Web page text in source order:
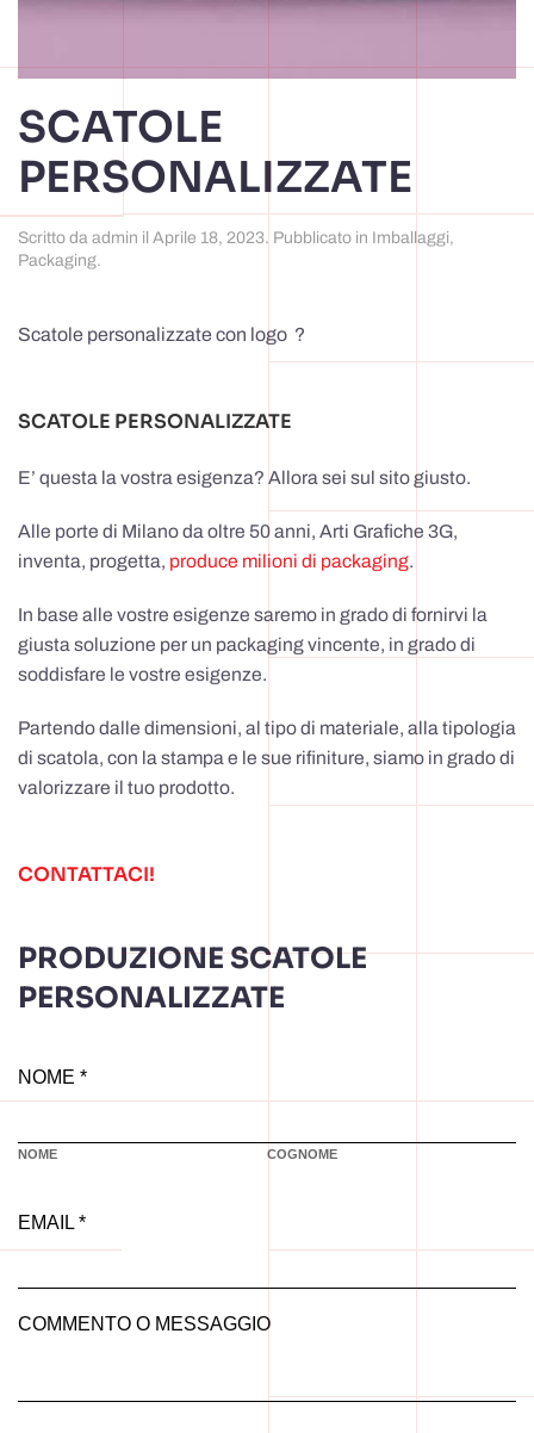
SCATOLE
PERSONALIZZATE
Scritto da admin il Aprile 18, 2023. Pubblicato in Imballaggi,
Packaging.
Scatole personalizzate con logo ?
SCATOLE PERSONALIZZATE
E’ questa la vostra esigenza? Allora sei sul sito giusto.
Alle porte di Milano da oltre 50 anni, Arti Grafiche 3G,
inventa, progetta, produce milioni di packaging.
In base alle vostre esigenze saremo in grado di fornirvi la
giusta soluzione per un packaging vincente, in grado di
soddisfare le vostre esigenze.
Partendo dalle dimensioni, al tipo di materiale, alla tipologia
di scatola, con la stampa e le sue rifiniture, siamo in grado di
valorizzare il tuo prodotto.
CONTATTACI!
PRODUZIONE SCATOLE
PERSONALIZZATE
NOME *
NOME COGNOME
EMAIL *
COMMENTO O MESSAGGIO